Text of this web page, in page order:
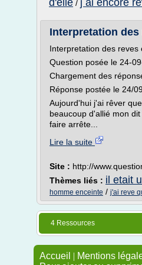
d'elle / j ai encore
Interpretation
Interpretation des reves
Question posée le 24-
Chargement des
Réponse postée le 24/
Aujourd'hui j'ai rêver
beaucoup d'allié mon
faire arrête...
Lire la suite
Site : http://
Thèmes liés : il etait
homme enceinte / j'ai reve
4 Ressources
Accueil | Mentions